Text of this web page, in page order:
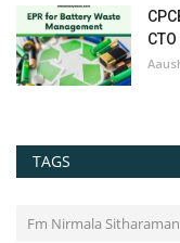
TAGS
Fm Nirmala Sitharaman